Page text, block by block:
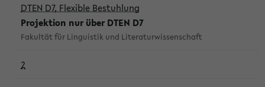
DTEN D7, Flexible Bestuhlung
Projektion nur über DTEN D7
Fakultät für Linguistik und Literaturwissenschaft
2